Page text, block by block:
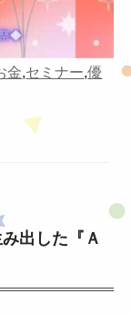
金,セミナー,優
出した『Ａ